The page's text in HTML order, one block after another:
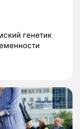
генетик